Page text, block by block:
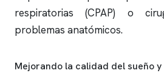
respiratorias (CPAP) o
problemas anatómicos.
Mejorando la calidad del sueño